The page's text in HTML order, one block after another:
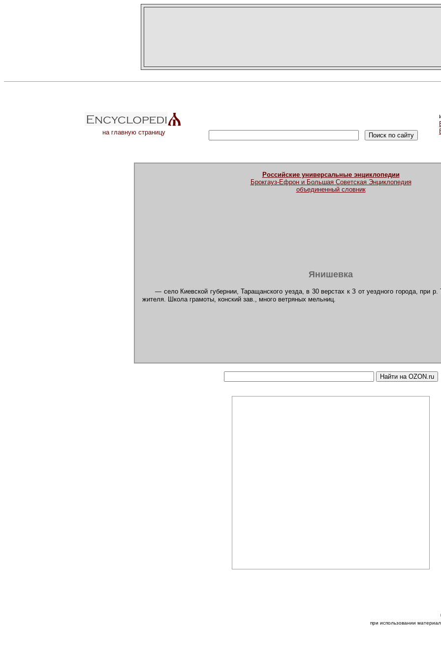
на главную страницу
Российские универсальные энциклопедии
Брокгауз-Ефрон и Большая Советская Энциклопедия
объединенный словник
Янишевка
— село Киевской губернии, Таращанского уезда, в 30 верстах к З от уездного города, при р.
жителя. Школа грамоты, конский зав., много ветряных мельниц.
при использовании